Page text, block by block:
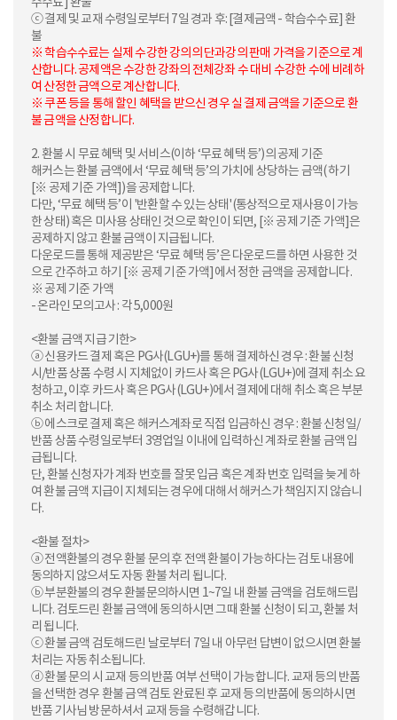
ⓒ 결제 및 교재 수령일로부터 7일 경과 후: [결제금액 - 학습수수료] 환
불
※ 학습수수료는 실제 수강한 강의의 단과강의 판매 가격을 기준으로 계
산합니다. 공제액은 수강한 강좌의 전체강좌 수 대비 수강한 수에 비례하
여 산정한 금액으로 계산합니다.
※ 쿠폰 등을 통해 할인 혜택을 받으신 경우 실 결제 금액을 기준으로 환
불 금액을 산정합니다.
2. 환불 시 무료 혜택 및 서비스(이하 ‘무료 혜택 등’)의 공제 기준
해커스는 환불 금액에서 ‘무료 혜택 등’의 가치에 상당하는 금액( 하기
[※ 공제 기준 가액])을 공제합니다.
다만, ‘무료 혜택 등’이 '반환할 수 있는 상태'(통상적으로 재사용이 가능
한 상태) 혹은 미사용 상태인 것으로 확인이 되면, [※ 공제 기준 가액]은
공제하지 않고 환불 금액이 지급됩니다.
다운로드를 통해 제공받은 ‘무료 혜택 등’은 다운로드를 하면 사용한 것
으로 간주하고 하기 [※ 공제 기준 가액]에서 정한 금액을 공제합니다.
※ 공제 기준 가액
- 온라인 모의고사 : 각 5,000원
<환불 금액 지급 기한>
ⓐ 신용카드 결제 혹은 PG사(LGU+)를 통해 결제하신 경우 : 환불 신청
시/반품 상품 수령 시 지체없이 카드사 혹은 PG사(LGU+)에 결제 취소 요
청하고, 이후 카드사 혹은 PG사(LGU+)에서 결제에 대해 취소 혹은 부분
취소 처리 합니다.
ⓑ 에스크로 결제 혹은 해커스계좌로 직접 입금하신 경우 : 환불 신청일/
반품 상품 수령일로부터 3영업일 이내에 입력하신 계좌로 환불 금액 입
급됩니다.
단, 환불 신청자가 계좌 번호를 잘못 입금 혹은 계좌 번호 입력을 늦게 하
여 환불 금액 지급이 지체되는 경우에 대해서 해커스가 책임지지 않습니
다.
<환불 절차>
ⓐ 전액환불의 경우 환불 문의 후 전액 환불이 가능하다는 검토 내용에
동의하지 않으셔도 자동 환불 처리 됩니다.
ⓑ 부분환불의 경우 환불문의하시면 1~7일 내 환불 금액을 검토해드립
니다. 검토드린 환불 금액에 동의하시면 그때 환불 신청이 되고, 환불 처
리 됩니다.
ⓒ 환불 금액 검토해드린 날로부터 7일 내 아무런 답변이 없으시면 환불
처리는 자동 취소됩니다.
ⓓ 환불 문의 시 교재 등의 반품 여부 선택이 가능합니다. 교재 등의 반품
을 선택한 경우 환불 금액 검토 완료된 후 교재 등의 반품에 동의하시면
반품 기사님 방문하셔서 교재 등을 수령해갑니다.